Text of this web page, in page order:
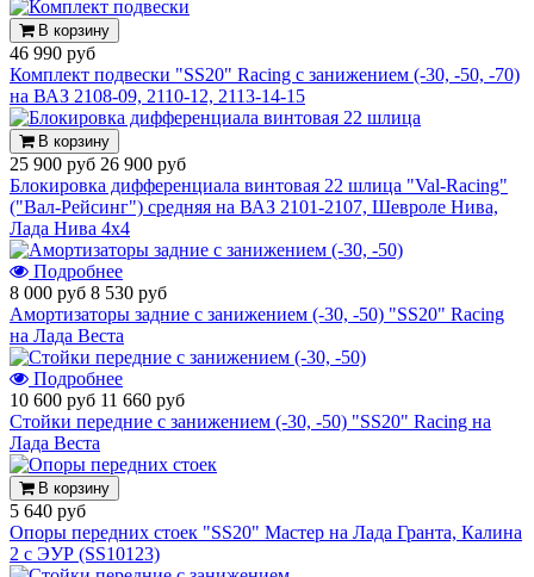
В корзину
46 990 руб
Комплект подвески "SS20" Racing с занижением (-30, -50, -70)
на ВАЗ 2108-09, 2110-12, 2113-14-15
В корзину
25 900 руб 26 900 руб
Блокировка дифференциала винтовая 22 шлица "Val-Racing"
("Вал-Рейсинг") средняя на ВАЗ 2101-2107, Шевроле Нива,
Лада Нива 4х4
Подробнее
8 000 руб 8 530 руб
Амортизаторы задние с занижением (-30, -50) "SS20" Racing
на Лада Веста
Подробнее
10 600 руб 11 660 руб
Стойки передние с занижением (-30, -50) "SS20" Racing на
Лада Веста
В корзину
5 640 руб
Опоры передних стоек "SS20" Мастер на Лада Гранта, Калина
2 с ЭУР (SS10123)